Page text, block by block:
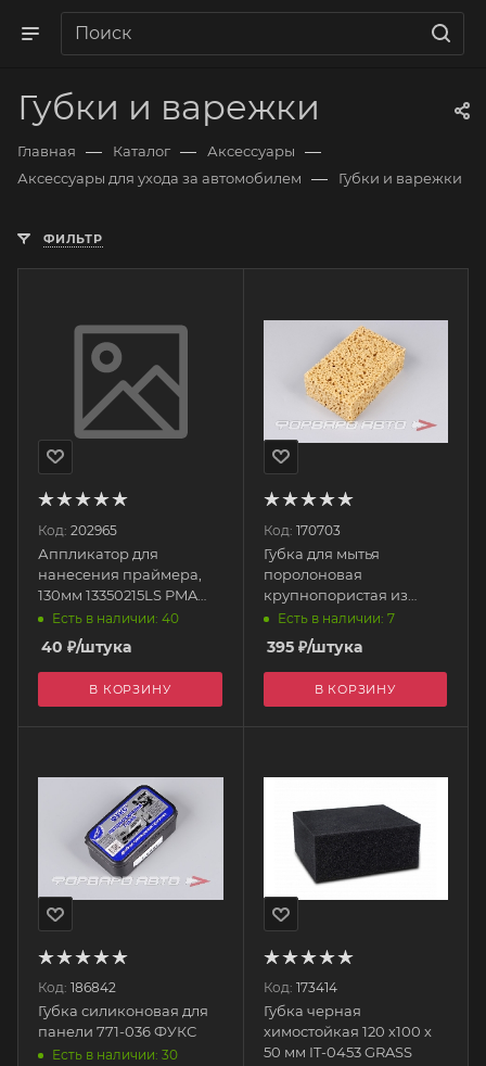
Губки и варежки
Главная — Каталог — Аксессуары —
Аксессуары для ухода за автомобилем — Губки и варежки
ФИЛЬТР
Код: 202965
Аппликатор для
нанесения праймера,
130мм 13350215LS PMA
TOOLS
Есть в наличии: 40
40 ₽/штука
В КОРЗИНУ
Код: 170703
Губка для мытья
поролоновая
крупнопористая из
пенополиуретана 19,5
х12,5 х 7 см IT-0326 GRASS
Есть в наличии: 7
395₽/штука
В КОРЗИНУ
Код: 186842
Губка силиконовая для
панели 771-036 ФУКС
Есть в наличии: 30
Код: 173414
Губка черная
химостойкая 120 х100 х
50 мм IT-0453 GRASS